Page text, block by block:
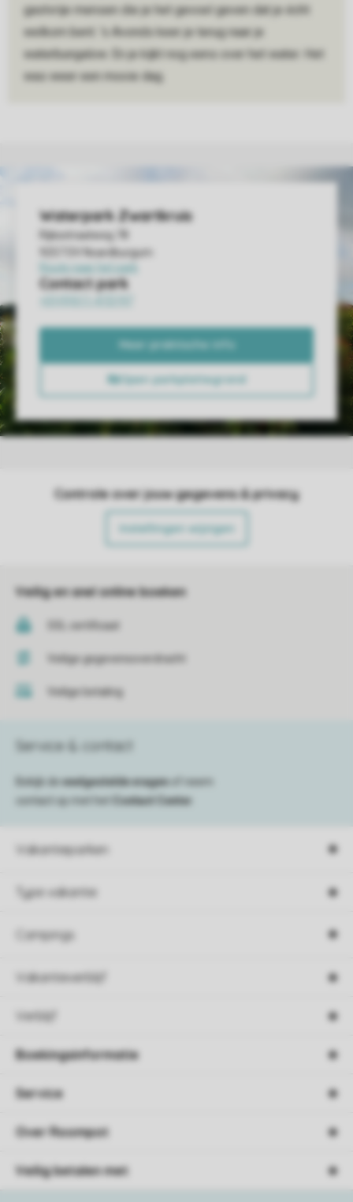
gastvrije mensen die je het gevoel geven dat je écht
welkom bent. 's Avonds keer je terug naar je
waterbungalow. En je kijkt nog eens over het water. Het
was weer een mooie dag.
Controle over jouw gegevens & privacy
Instellingen wijzigen
Veilig en snel online boeken
SSL certificaat
Veilige gegevensoverdracht
Veilige betaling
Vakantieparken
Type vakantie
Campings
Vakantieverblijf
Verblijf
Service & contact
Bekijk de veelgestelde vragen
of neem
contact op met het
Contact Center
Boekingsinformatie
Service
Over Roompot
Veilig betalen met